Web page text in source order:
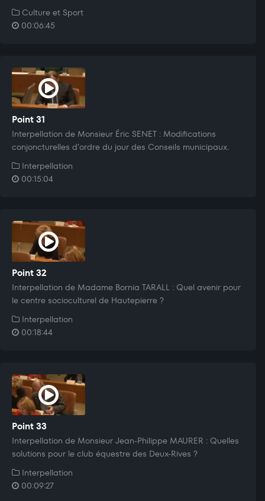
Culture et Sport
00:06:45
Point 31
Interpellation de Monsieur Éric SENET : Modifications
conjoncturelles d’ordre du jour des Conseils municipaux.
Interpellation
00:15:04
Point 32
Interpellation de Madame Bornia TARALL : Quel avenir pour
le centre socioculturel de Hautepierre ?
Interpellation
00:18:44
Point 33
Interpellation de Monsieur Jean-Philippe MAURER : Quelles
solutions pour le club équestre des Deux-Rives ?
Interpellation
00:09:27